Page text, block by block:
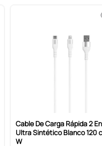
Cable De Carga Rápida 2
Ultra Sintético Blanco 120
W